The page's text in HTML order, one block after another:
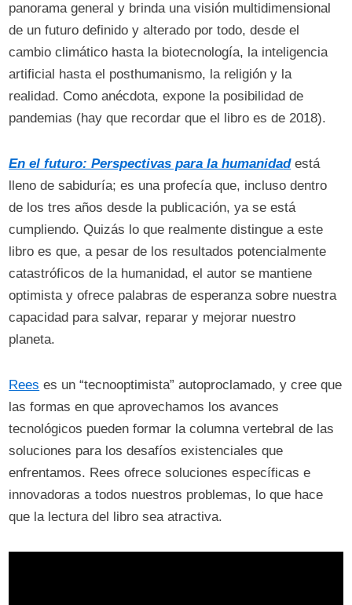
panorama general y brinda una visión multidimensional
de un futuro definido y alterado por todo, desde el
cambio climático hasta la biotecnología, la inteligencia
artificial hasta el posthumanismo, la religión y la
realidad. Como anécdota, expone la posibilidad de
pandemias (hay que recordar que el libro es de 2018).
En el futuro: Perspectivas para la humanidadestá
lleno de sabiduría; es una profecía que, incluso dentro
de los tres años desde la publicación, ya se está
cumpliendo. Quizás lo que realmente distingue a este
libro es que, a pesar de los resultados potencialmente
catastróficos de la humanidad, el autor se mantiene
optimista y ofrece palabras de esperanza sobre nuestra
capacidad para salvar, reparar y mejorar nuestro
planeta.
Rees es un “tecnooptimista” autoproclamado, y cree que
las formas en que aprovechamos los avances
tecnológicos pueden formar la columna vertebral de las
soluciones para los desafíos existenciales que
enfrentamos. Rees ofrece soluciones específicas e
innovadoras a todos nuestros problemas, lo que hace
que la lectura del libro sea atractiva.